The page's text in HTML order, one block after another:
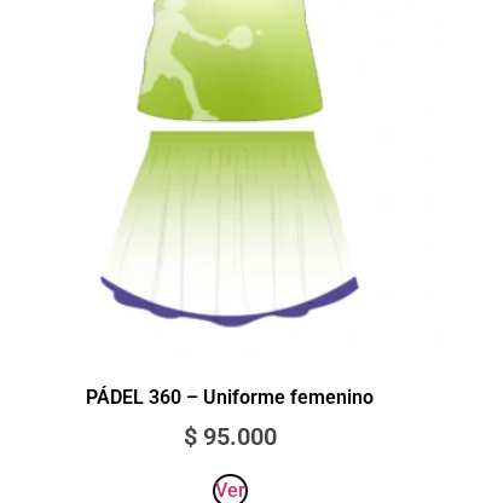
PÁDEL 360 – Uniforme femenino
$95.000
Ver